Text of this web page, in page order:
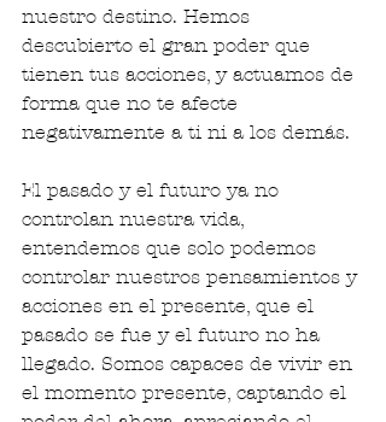
nuestro destino. Hemos
descubierto el gran poder que
tienen tus acciones, y actuamos de
forma que no te afecte
negativamente a ti ni a los demás.
El pasado y el futuro ya no
controlan nuestra vida,
entendemos que solo podemos
controlar nuestros pensamientos y
acciones en el presente, que el
pasado se fue y el futuro no ha
llegado. Somos capaces de vivir en
el momento presente, captando el